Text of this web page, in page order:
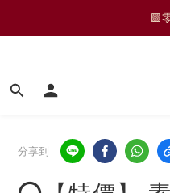
🆕 運
🆕 運
分享到